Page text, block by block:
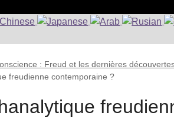
: Freud et les dernières
freudienne contemporaine ?